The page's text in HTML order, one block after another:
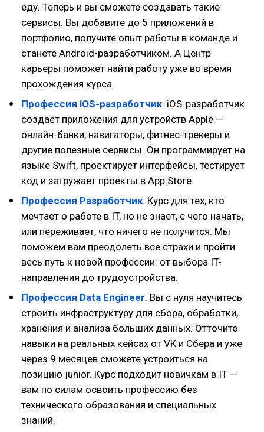
еду. Теперь и вы сможете создавать такие
сервисы. Вы добавите до 5 приложений в
портфолио, получите опыт работы в команде и
станете Android-разработчиком. А Центр
карьеры поможет найти работу уже во время
прохождения курса.
Профессия iOS-разработчик. iOS-разработчик
создаёт приложения для устройств Apple —
онлайн-банки, навигаторы, фитнес-трекеры и
другие полезные сервисы. Он программирует на
языке Swift, проектирует интерфейсы, тестирует
код и загружает проекты в App Store.
Профессия Разработчик. Курс для тех, кто
мечтает о работе в IT, но не знает, с чего начать,
или переживает, что ничего не получится. Мы
поможем вам преодолеть все страхи и пройти
весь путь к новой профессии: от выбора IT-
направления до трудоустройства.
Профессия Data Engineer. Вы с нуля научитесь
строить инфраструктуру для сбора, обработки,
хранения и анализа больших данных. Отточите
навыки на реальных кейсах от VK и Сбера и уже
через 9 месяцев сможете устроиться на
позицию junior. Курс подходит новичкам в IT —
вам по силам освоить профессию без
технического образования и специальных
знаний.